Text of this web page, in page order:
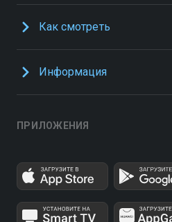
Как смотреть
Информация
ПРИЛОЖЕНИЯ